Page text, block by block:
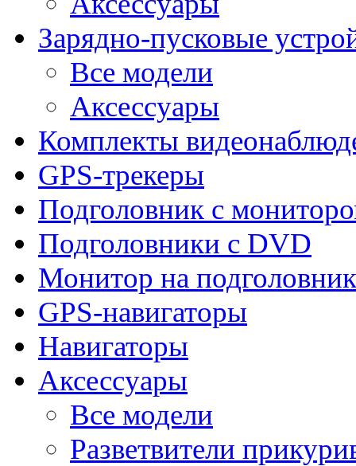
Зарядно-пусковые
Все модели
Аксессуары
Комплекты
GPS-трекеры
Подголовник с
Подголовники с DVD
Монитор на подголовник
GPS-навигаторы
Навигаторы
Аксессуары
Все модели
Разветвители